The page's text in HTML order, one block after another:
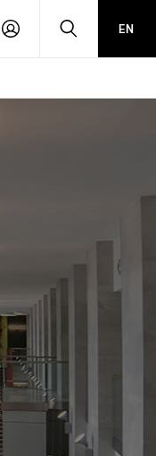
PŘIHLÁSIT HLEDATEN